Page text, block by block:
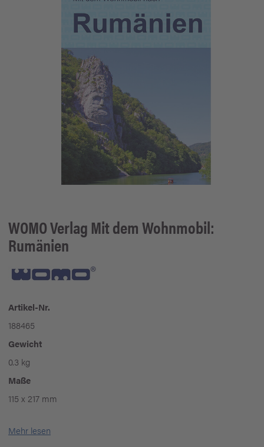
WOMO Verlag Mit dem Wohnmobil:
Rumänien
Artikel-Nr.
188465
Gewicht
0.3 kg
Maße
115 x 217 mm
Mehr lesen